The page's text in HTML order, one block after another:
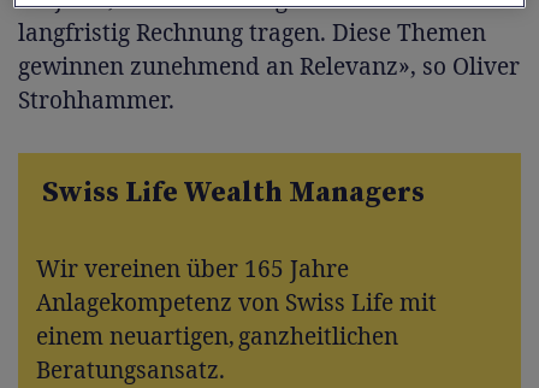
langfristig Rechnung tragen. Diese Themen
gewinnen zunehmend an Relevanz», so Oliver
Strohhammer.
Swiss Life Wealth Managers
Wir vereinen über 165 Jahre
Anlagekompetenz von Swiss Life mit
einem neuartigen, ganzheitlichen
Beratungsansatz.